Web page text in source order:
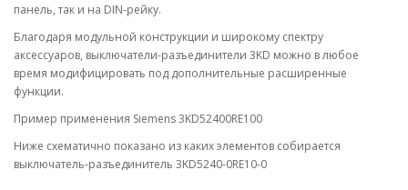
панель, так и на DIN-рейку.
Благодаря модульной конструкции и широкому спектру
аксессуаров, выключатели-разъединители 3KD можно в любое
время модифицировать под дополнительные расширенные
функции.
Пример применения Siemens 3KD52400RE100
Ниже схематично показано из каких элементов собирается
выключатель-разъединитель 3KD5240-0RE10-0